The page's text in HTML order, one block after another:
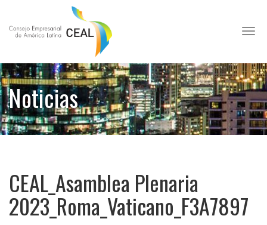
Noticias
CEAL_Asamblea Plenaria
2023_Roma_Vaticano_F3A7897